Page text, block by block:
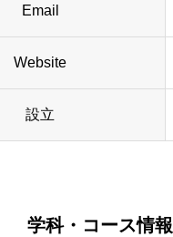
Email
Website
設立
学科・コース情報